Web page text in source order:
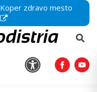
Koper zdravo mesto